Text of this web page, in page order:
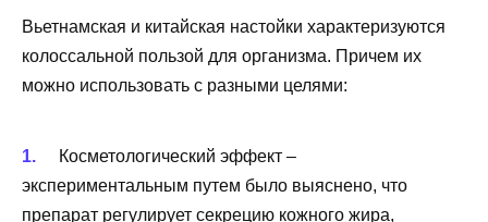
Вьетнамская и китайская настойки характеризуются
колоссальной пользой для организма. Причем их
можно использовать с разными целями:
Косметологический эффект –
экспериментальным путем было выяснено, что
препарат регулирует секрецию кожного жира,